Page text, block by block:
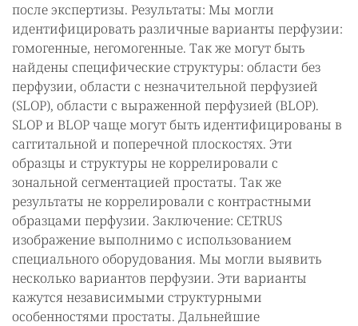
после экспертизы. Результаты: Мы могли
идентифицировать различные варианты перфузии:
гомогенные, негомогенные. Так же могут быть
найдены специфические структуры: области без
перфузии, области с незначительной перфузией
(SLOP), области с выраженной перфузией (BLOP).
SLOP и BLOP чаще могут быть идентифицированы в
саггитальной и поперечной плоскостях. Эти
образцы и структуры не коррелировали с
зональной сегментацией простаты. Так же
результаты не коррелировали с контрастными
образцами перфузии. Заключение: CETRUS
изображение выполнимо с использованием
специального оборудования. Мы могли выявить
несколько вариантов перфузии. Эти варианты
кажутся независимыми структурными
особенностями простаты. Дальнейшие